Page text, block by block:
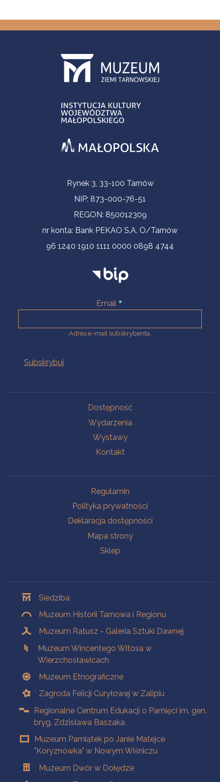
Informacje kontaktoweRynek 3, 33-100 Tarnów
NIP: 873-000-76-51
REGON: 850012309
nr konta: Bank PEKAO S.A. O/Tarnów
96 1240 1910 1111 0000 0898 4744
Email
Adres e-mail subskrybenta.
Dostępność
Wydarzenia
Wystawy
Kontakt
Regulamin
Polityka prywatności
Deklaracja dostępności
Mapa strony
Sklep
Siedziba
Muzeum Historii Tarnowa i Regionu
Muzeum Ratusz - Galeria Sztuki Dawnej
Muzeum Wincentego Witosa w
Wierzchosławicach
Muzeum Etnograficzne
Zagroda Felicji Curyłowej w Zalipiu
Regionalne Centrum Edukacji o Pamięci im. gen.
bryg. Zdzisława Baszaka
Muzeum Pamiątek po Janie Matejce
"Koryznówka" w Nowym Wiśniczu
Muzeum Dwór w Dołędze